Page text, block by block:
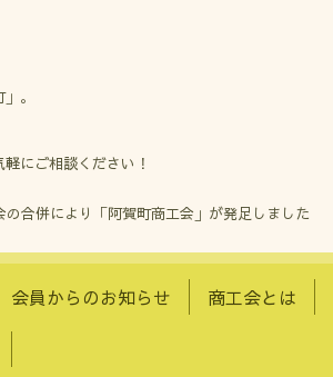
。
にご相談ください！
合併により「阿賀町商工会」が発足しました
会員からのお知らせ 商工会とは